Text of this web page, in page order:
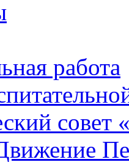
работа
совет